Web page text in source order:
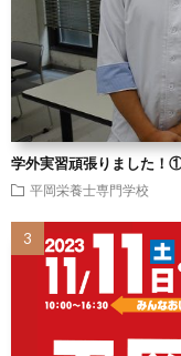
学外実習頑張りました！
平岡栄養士専門学校